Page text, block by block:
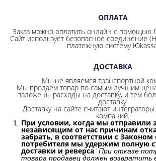
ОПЛАТА
Заказ можно оплатить онлайн с помощью
Сайт использует безопасное соединение
платежную систему
ДОСТАВКА
Мы не являемся транспортной
Мы продаем товар по самым лучшим
заложены расходы на доставку, и тем
доставку.
Доставку на сайте считают
компаний.
При условии, когда мы отправили
независящим от нас причинам
забрать, в соответствии с
потребителя мы удержим полную
доставки и реверса "При отказе
товара продавец должен возвратить